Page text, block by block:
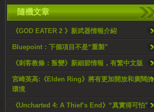
隨機文章
《GOD EATER 2 》新武器情報介紹
Bluepoint：下個項目不是“重製”
《刺客教條：叛變》新細節情報，有繁中文版
宮崎英高:《Elden Ring》將有更加開放和廣闊的
環境
《Uncharted 4: A Thief’s End》“真實得可怕”